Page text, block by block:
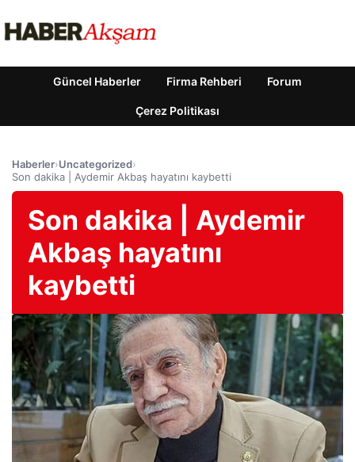
Güncel Haberler Firma Rehberi Forum
Çerez Politikası
Haberler›Uncategorized›
Son dakika | Aydemir Akbaş hayatını kaybetti
Son dakika | Aydemir
Akbaş hayatını
kaybetti